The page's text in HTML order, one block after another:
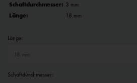
Schaftdurchmesser: 3 mm
Länge:
18 mm
Länge:
Schaftdurchmesser: